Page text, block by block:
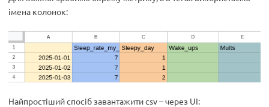
імена колонок:
Найпростіший спосіб завантажити csv – через UI: